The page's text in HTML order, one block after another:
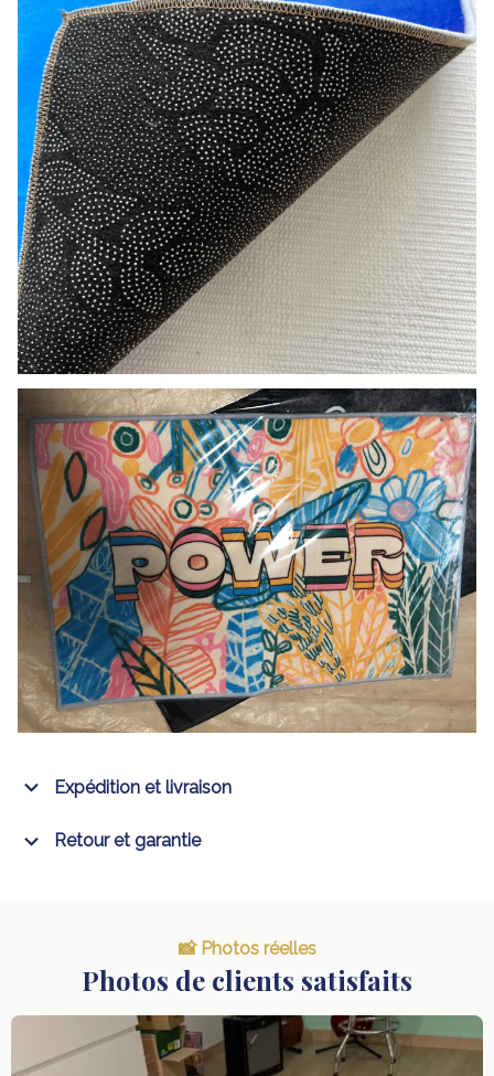
Expédition et livraison
Retour et garantie
📸 Photos réelles
Photos de clients satisfaits